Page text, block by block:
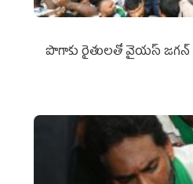
పొగాకు రైతుల‌తో వైయ‌స్